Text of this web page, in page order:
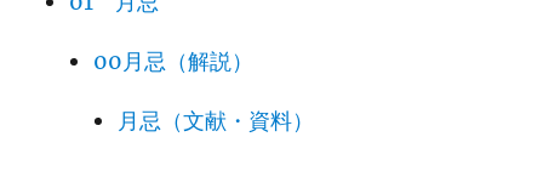
00月忌（解説）
月忌（文献・資料）